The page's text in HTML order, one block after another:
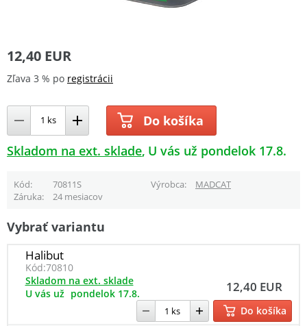
12,40 EUR
Zľava 3 % po registrácii
Do košíka
Skladom na ext. sklade U vás už pondelok 17.8.
Kód 70811S Výrobca
MADCAT
Záruka
24 mesiacov
Vybrať variantu
Halibut
Kód:70810
12,40 EUR
Skladom na ext. sklade
U vás už pondelok 17.8.
Do košíka